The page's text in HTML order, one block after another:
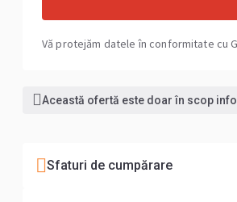
Vă protejăm datele în conformitate cu
Această ofertă este doar în scop
Sfaturi de cumpărare